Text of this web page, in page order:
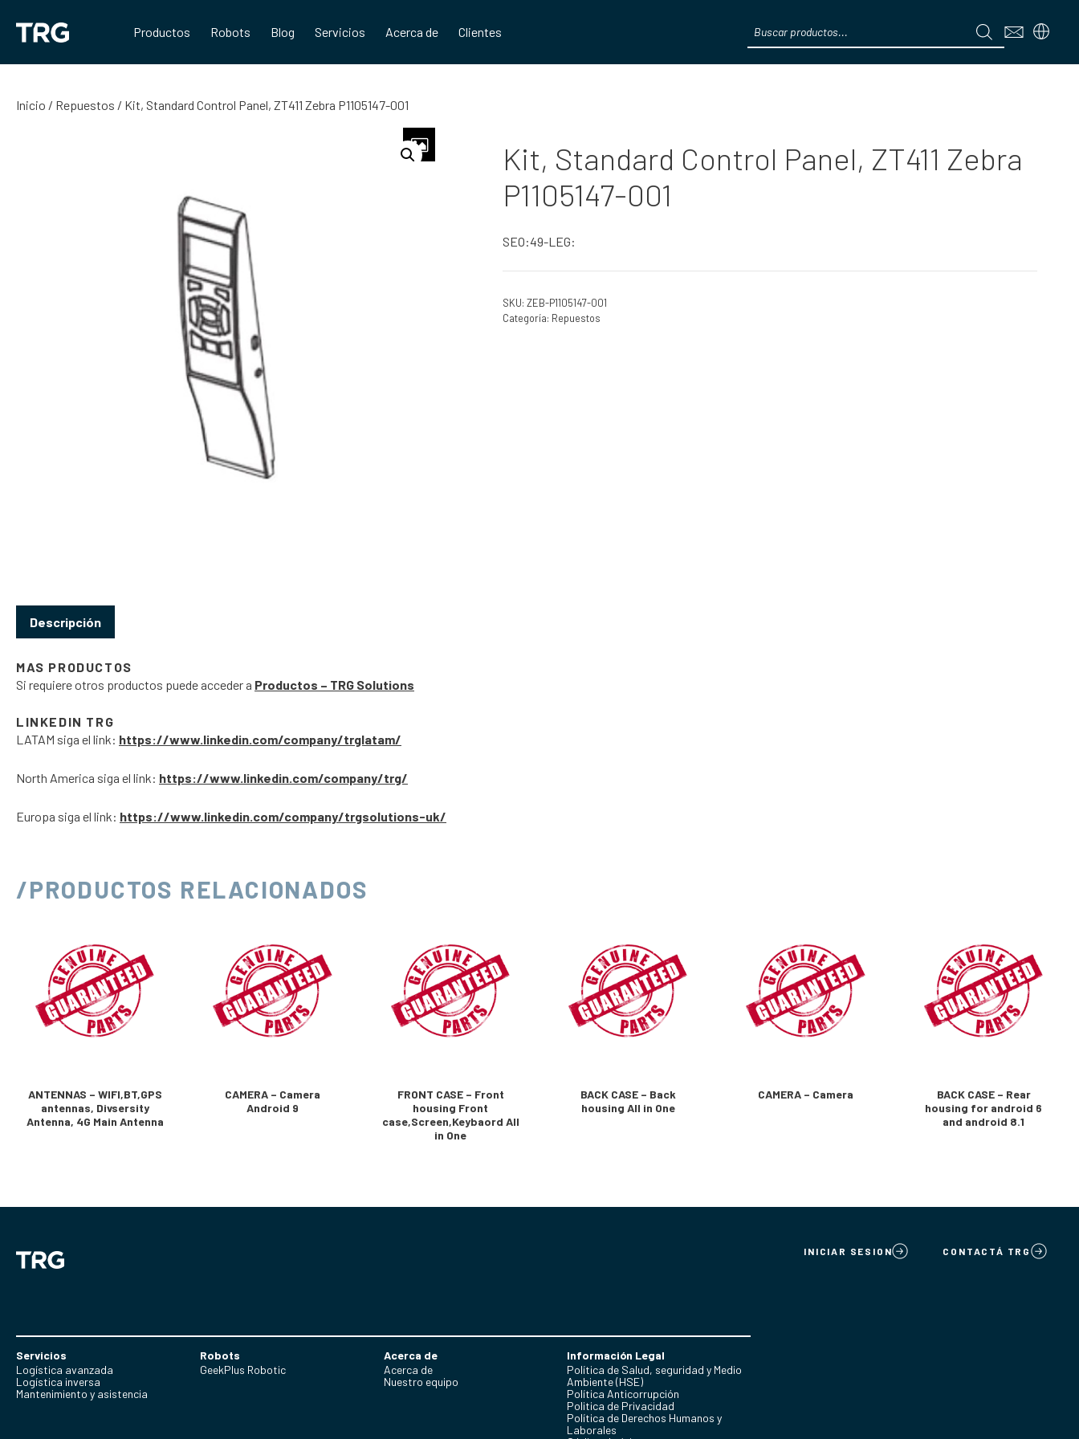
contenido
Productos Robots Blog Servicios Acerca de Clientes
search
Inicio / Repuestos / Kit, Standard Control Panel, ZT411 Zebra P1105147-001
Kit, Standard Control Panel, ZT411 Zebra
P1105147-001
SEO:49-LEG:
SKU: ZEB-P1105147-001
Categoría: Repuestos
Descripción
MAS PRODUCTOS
Si requiere otros productos puede acceder a Productos – TRG Solutions
LINKEDIN TRG
LATAM siga el link: https://www.linkedin.com/company/trglatam/
North America siga el link: https://www.linkedin.com/company/trg/
Europa siga el link: https://www.linkedin.com/company/trgsolutions-uk/
/PRODUCTOS RELACIONADOS
ANTENNAS – WIFI,BT,GPS
antennas, Divsersity
Antenna, 4G Main Antenna
CAMERA – Camera
Android 9
FRONT CASE – Front
housing Front
case,Screen,Keybaord All
in One
BACK CASE – Back
housing All in One
CAMERA – Camera
BACK CASE – Rear
housing for android 6
and android 8.1
INICIAR SESION CONTACTÁ TRG
Servicios
Logística avanzada
Logística inversa
Mantenimiento y asistencia
Robots
GeekPlus Robotic
Acerca de
Acerca de
Nuestro equipo
Información Legal
Política de Salud, seguridad y Medio
Ambiente (HSE)
Política Anticorrupción
Politica de Privacidad
Política de Derechos Humanos y
Laborales